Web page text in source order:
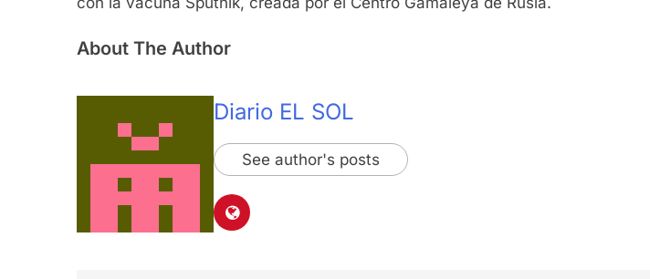
About The Author
Diario EL SOL
See author's posts